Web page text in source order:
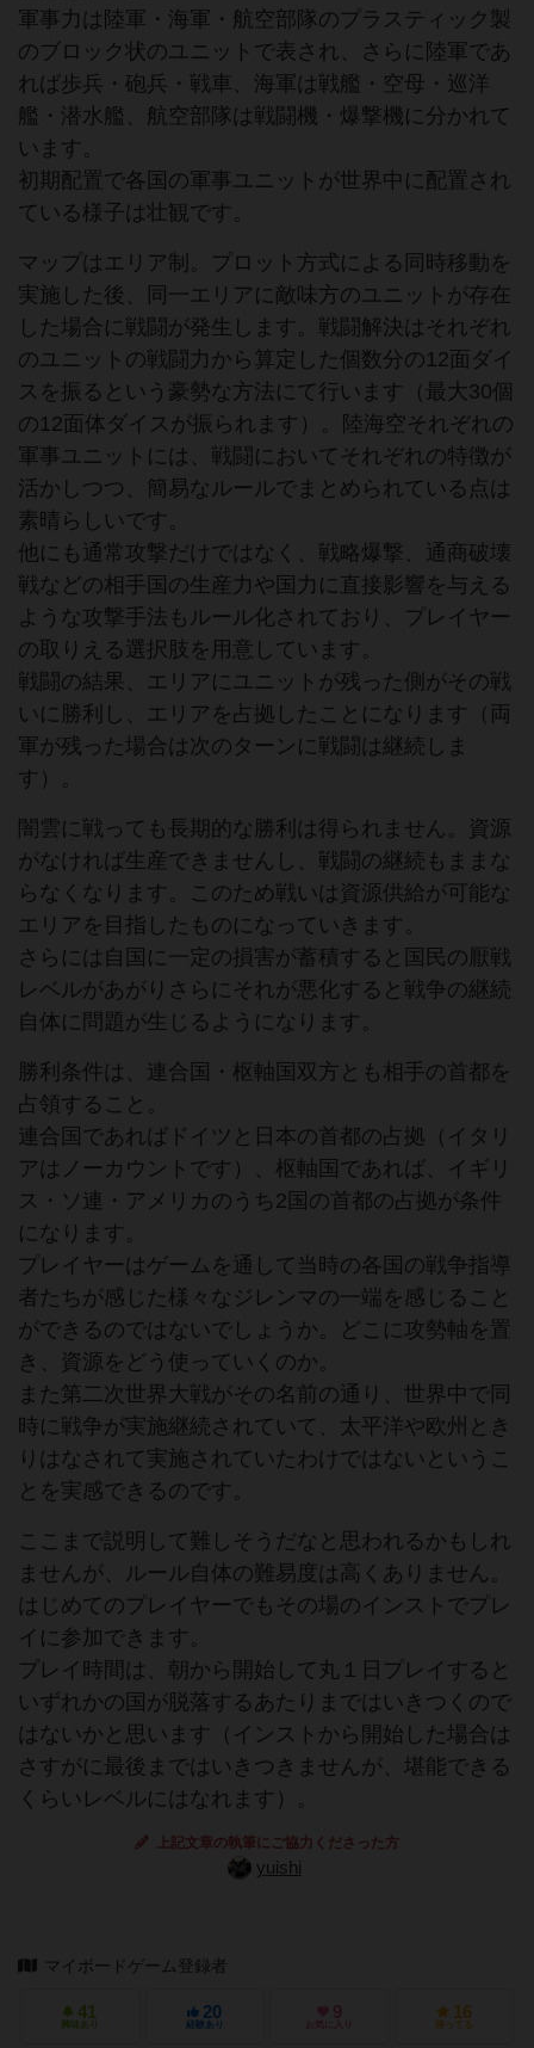
軍事力は陸軍・海軍・航空部隊のプラスティック製
のブロック状のユニットで表され、さらに陸軍であ
れば歩兵・砲兵・戦車、海軍は戦艦・空母・巡洋
艦・潜水艦、航空部隊は戦闘機・爆撃機に分かれて
います。
初期配置で各国の軍事ユニットが世界中に配置され
ている様子は壮観です。
マップはエリア制。プロット方式による同時移動を
実施した後、同一エリアに敵味方のユニットが存在
した場合に戦闘が発生します。戦闘解決はそれぞれ
のユニットの戦闘力から算定した個数分の12面ダイ
スを振るという豪勢な方法にて行います（最大30個
の12面体ダイスが振られます）。陸海空それぞれの
軍事ユニットには、戦闘においてそれぞれの特徴が
活かしつつ、簡易なルールでまとめられている点は
素晴らしいです。
他にも通常攻撃だけではなく、戦略爆撃、通商破壊
戦などの相手国の生産力や国力に直接影響を与える
ような攻撃手法もルール化されており、プレイヤー
の取りえる選択肢を用意しています。
戦闘の結果、エリアにユニットが残った側がその戦
いに勝利し、エリアを占拠したことになります（両
軍が残った場合は次のターンに戦闘は継続しま
す）。
闇雲に戦っても長期的な勝利は得られません。資源
がなければ生産できませんし、戦闘の継続もままな
らなくなります。このため戦いは資源供給が可能な
エリアを目指したものになっていきます。
さらには自国に一定の損害が蓄積すると国民の厭戦
レベルがあがりさらにそれが悪化すると戦争の継続
自体に問題が生じるようになります。
勝利条件は、連合国・枢軸国双方とも相手の首都を
占領すること。
連合国であればドイツと日本の首都の占拠（イタリ
アはノーカウントです）、枢軸国であれば、イギリ
ス・ソ連・アメリカのうち2国の首都の占拠が条件
になります。
プレイヤーはゲームを通して当時の各国の戦争指導
者たちが感じた様々なジレンマの一端を感じること
ができるのではないでしょうか。どこに攻勢軸を置
き、資源をどう使っていくのか。
また第二次世界大戦がその名前の通り、世界中で同
時に戦争が実施継続されていて、太平洋や欧州とき
りはなされて実施されていたわけではないというこ
とを実感できるのです。
ここまで説明して難しそうだなと思われるかもしれ
ませんが、ルール自体の難易度は高くありません。
はじめてのプレイヤーでもその場のインストでプレ
イに参加できます。
プレイ時間は、朝から開始して丸１日プレイすると
いずれかの国が脱落するあたりまではいきつくので
はないかと思います（インストから開始した場合は
さすがに最後まではいきつきませんが、堪能できる
くらいレベルにはなれます）。
上記文章の執筆にご協力くださった方
yuishi
マイボードゲーム登録者
41
興味あり
20
経験あり
9
お気に入り
16
持ってる